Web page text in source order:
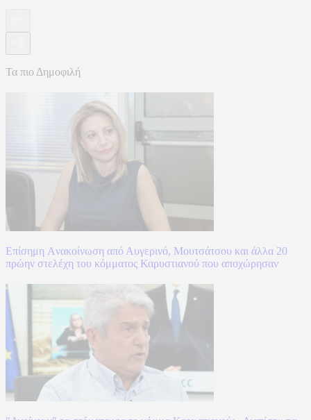
Τα πιο Δημοφιλή
Επίσημη Aνακοίνωση από Αυγερινό, Μουτσάτσου και άλλα 20
πρώην στελέχη του κόμματος Καρυστιανού που αποχώρησαν